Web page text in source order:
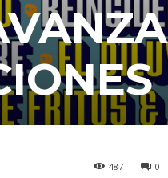
0
487